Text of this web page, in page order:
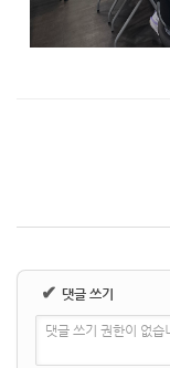
✔ 댓글 쓰기
댓글 쓰기 권한이 없